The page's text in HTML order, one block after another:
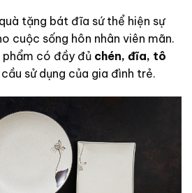
tặng bát đĩa sứ thể hiện sự
cuộc sống hôn nhân viên mãn.
phẩm có đầy đủ chén, đĩa, tô
sử dụng của gia đình trẻ.